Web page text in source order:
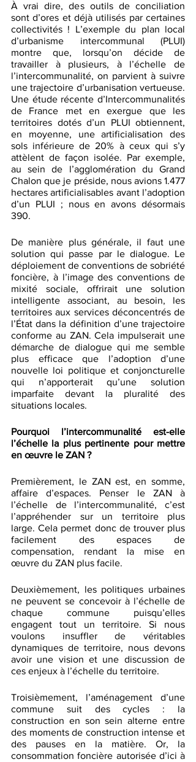
À vrai dire, des outils de conciliation
sont d’ores et déjà utilisés par certaines
collectivités ! L’exemple du plan local
d’urbanisme intercommunal (PLUI)
montre que, lorsqu’on décide de
travailler à plusieurs, à l’échelle de
l’intercommunalité, on parvient à suivre
une trajectoire d’urbanisation vertueuse.
Une étude récente d’Intercommunalités
de France met en exergue que les
territoires dotés d’un PLUI obtiennent,
en moyenne, une artificialisation des
sols inférieure de 20% à ceux qui s’y
attèlent de façon isolée. Par exemple,
au sein de l’agglomération du Grand
Chalon que je préside, nous avions 1.477
hectares artificialisables avant l’adoption
d’un PLUI ; nous en avons désormais
390.
De manière plus générale, il faut une
solution qui passe par le dialogue. Le
déploiement de conventions de sobriété
foncière, à l’image des conventions de
mixité sociale, offrirait une solution
intelligente associant, au besoin, les
territoires aux services déconcentrés de
l’État dans la définition d’une trajectoire
conforme au ZAN. Cela impulserait une
démarche de dialogue qui me semble
plus efficace que l’adoption d’une
nouvelle loi politique et conjoncturelle
qui n’apporterait qu’une solution
imparfaite devant la pluralité des
situations locales.
Pourquoi l’intercommunalité est-elle
l’échelle la plus pertinente pour mettre
en œuvre le ZAN ?
Premièrement, le ZAN est, en somme,
affaire d’espaces. Penser le ZAN à
l’échelle de l’intercommunalité, c’est
l’appréhender sur un territoire plus
large. Cela permet donc de trouver plus
facilement des espaces de
compensation, rendant la mise en
œuvre du ZAN plus facile.
Deuxièmement, les politiques urbaines
ne peuvent se concevoir à l’échelle de
chaque commune puisqu’elles
engagent tout un territoire. Si nous
voulons insuffler de véritables
dynamiques de territoire, nous devons
avoir une vision et une discussion de
ces enjeux à l’échelle du territoire.
Troisièmement, l’aménagement d’une
commune suit des cycles : la
construction en son sein alterne entre
des moments de construction intense et
des pauses en la matière. Or, la
consommation foncière autorisée d’ici à